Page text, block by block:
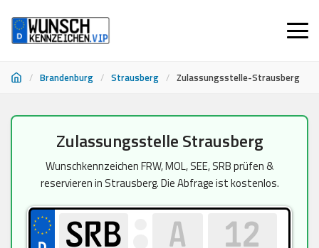
/ Brandenburg / Strausberg / Zulassungsstelle-Strausberg
springen
Zulassungsstelle Strausberg
Wunschkennzeichen FRW, MOL, SEE, SRB prüfen &
reservieren in Strausberg. Die Abfrage ist kostenlos.